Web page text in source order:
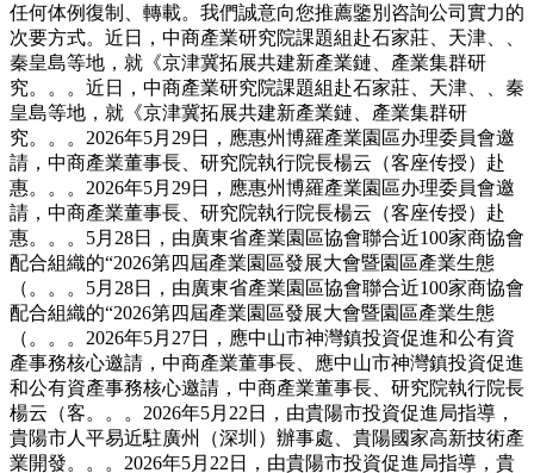
任何体例復制、轉載。我們誠意向您推薦鑒別咨詢公司實力的
次要方式。近日，中商產業研究院課題組赴石家莊、天津、、
秦皇島等地，就《京津冀拓展共建新產業鏈、產業集群研
究。。。近日，中商產業研究院課題組赴石家莊、天津、、秦
皇島等地，就《京津冀拓展共建新產業鏈、產業集群研
究。。。2026年5月29日，應惠州博羅產業園區办理委員會邀
請，中商產業董事長、研究院執行院長楊云（客座传授）赴
惠。。。2026年5月29日，應惠州博羅產業園區办理委員會邀
請，中商產業董事長、研究院執行院長楊云（客座传授）赴
惠。。。5月28日，由廣東省產業園區協會聯合近100家商協會
配合組織的“2026第四屆產業園區發展大會暨園區產業生態
（。。。5月28日，由廣東省產業園區協會聯合近100家商協會
配合組織的“2026第四屆產業園區發展大會暨園區產業生態
（。。。2026年5月27日，應中山市神灣鎮投資促進和公有資
產事務核心邀請，中商產業董事長、應中山市神灣鎮投資促進
和公有資產事務核心邀請，中商產業董事長、研究院執行院長
楊云（客。。。2026年5月22日，由貴陽市投資促進局指導，
貴陽市人平易近駐廣州（深圳）辦事處、貴陽國家高新技術產
業開發。。。2026年5月22日，由貴陽市投資促進局指導，貴